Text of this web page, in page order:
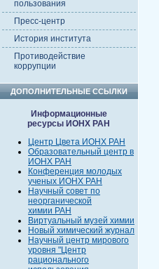
пользования
Пресс-центр
История института
Противодействие
коррупции
ДОПОЛНИТЕЛЬНЫЕ ССЫЛКИ
Информационные
ресурсы ИОНХ РАН
Центр Цвета ИОНХ РАН
Образовательный центр в
ИОНХ РАН
Конференция молодых
ученых ИОНХ РАН
Научный совет по
неорганической
химии РАН
Виртуальный музей химии
Новый химический журнал
Научный центр мирового
уровня "Центр
рационального